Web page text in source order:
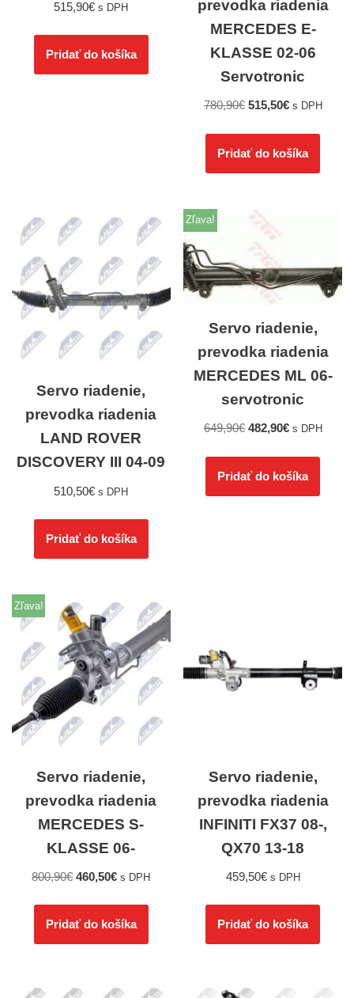
515,90€ s DPH
Pridať do košíka
prevodka riadenia
MERCEDES E-
KLASSE 02-06
Servotronic
780,90€ 515,50€ s DPH
Pridať do košíka
Servo riadenie,
prevodka riadenia
LAND ROVER
DISCOVERY III 04-09
510,50€ s DPH
Pridať do košíka
Zľava!
Servo riadenie,
prevodka riadenia
MERCEDES ML 06-
servotronic
649,90€ 482,90€ s DPH
Pridať do košíka
Zľava!
Servo riadenie,
prevodka riadenia
MERCEDES S-
KLASSE 06-
800,90€ 460,50€ s DPH
Pridať do košíka
Servo riadenie,
prevodka riadenia
INFINITI FX37 08-,
QX70 13-18
459,50€ s DPH
Pridať do košíka